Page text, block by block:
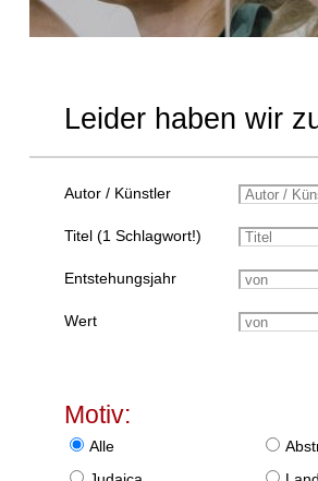
Leider haben wir
Autor / Künstler
Titel (1 Schlagwort!)
Entstehungsjahr
Wert
Motiv:
Alle